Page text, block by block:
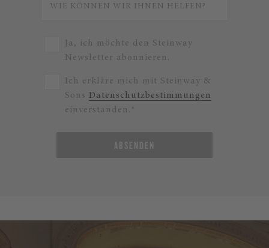
Ja, ich möchte den Steinway
Newsletter abonnieren.
Ich erkläre mich mit Steinway &
Sons Datenschutzbestimmungen
einverstanden.*
ABSENDEN